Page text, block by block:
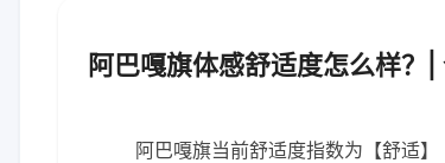
阿巴嘎旗体感舒适度怎么样？
阿巴嘎旗当前舒适度指数为【舒适】